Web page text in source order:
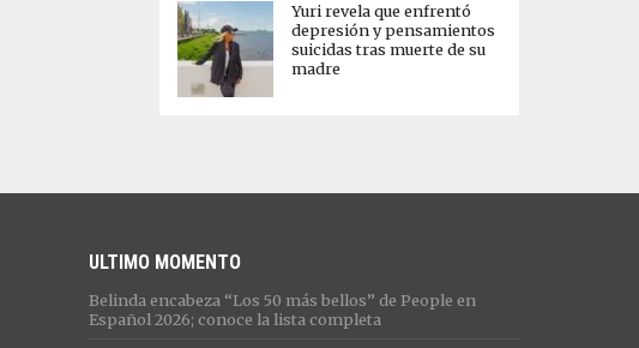
Yuri revela que enfrentó
depresión y pensamientos
suicidas tras muerte de su
madre
ULTIMO MOMENTO
Belinda encabeza “Los 50 más bellos” de People en
Español 2026; conoce la lista completa